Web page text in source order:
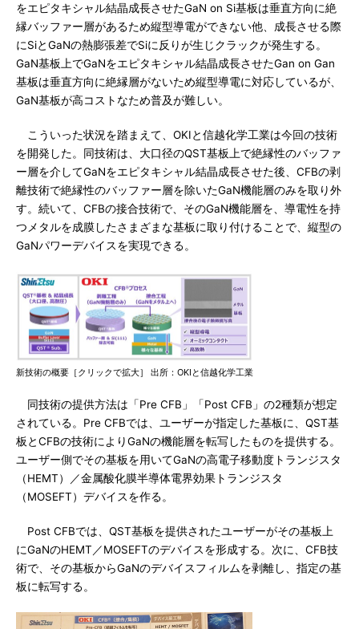
をエピタキシャル結晶成長させたGaN on Si基板は垂直方向に絶
縁バッファー層があるため縦型導電ができない他、成長させる際
にSiとGaNの熱膨張差でSiに反りが生じクラックが発生する。
GaN基板上でGaNをエピタキシャル結晶成長させたGan on Gan
基板は垂直方向に絶縁層がないため縦型導電に対応しているが、
GaN基板が高コストなため普及が難しい。
こういった状況を踏まえて、OKIと信越化学工業は今回の技術
を開発した。同技術は、大口径のQST基板上で絶縁性のバッファ
ー層を介してGaNをエピタキシャル結晶成長させた後、CFBの剥
離技術で絶縁性のバッファー層を除いたGaN機能層のみを取り外
す。続いて、CFBの接合技術で、そのGaN機能層を、導電性を持
つメタルを成膜したさまざまな基板に取り付けることで、縦型の
GaNパワーデバイスを実現できる。
新技術の概要［クリックで拡大］ 出所：OKIと信越化学工業
同技術の提供方法は「Pre CFB」「Post CFB」の2種類が想定
されている。Pre CFBでは、ユーザーが指定した基板に、QST基
板とCFBの技術によりGaNの機能層を転写したものを提供する。
ユーザー側でその基板を用いてGaNの高電子移動度トランジスタ
（HEMT）／金属酸化膜半導体電界効果トランジスタ
（MOSEFT）デバイスを作る。
Post CFBでは、QST基板を提供されたユーザーがその基板上
にGaNのHEMT／MOSEFTのデバイスを形成する。次に、CFB技
術で、その基板からGaNのデバイスフィルムを剥離し、指定の基
板に転写する。